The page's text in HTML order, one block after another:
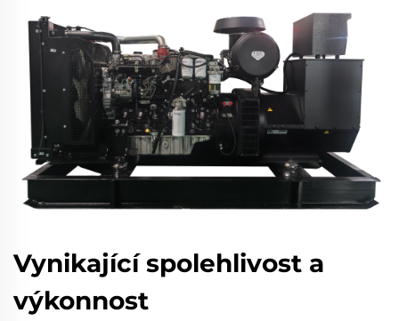
Vynikající spolehlivost a
výkonnost